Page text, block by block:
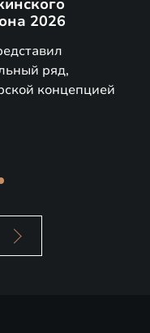
2026
ряд,
концепцией